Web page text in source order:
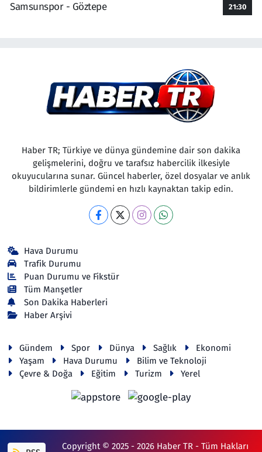
Samsunspor - Göztepe
21:30
Haber TR; Türkiye ve dünya gündemine dair son dakika
gelişmelerini, doğru ve tarafsız habercilik ilkesiyle
okuyucularına sunar. Güncel haberler, özel dosyalar ve anlık
bildirimlerle gündemi en hızlı kaynaktan takip edin.
Hava Durumu
Trafik Durumu
Puan Durumu ve Fikstür
Tüm Manşetler
Son Dakika Haberleri
Haber Arşivi
Gündem Spor Dünya Sağlık
Ekonomi
Yaşam
Hava Durumu
Bilim ve Teknoloji
Çevre & Doğa
Eğitim Turizm Yerel
Copyright © 2025 - 2026 Haber TR - Tüm Hakları